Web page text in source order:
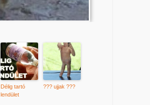
Délig tartó
lendület
??? ujjak ???